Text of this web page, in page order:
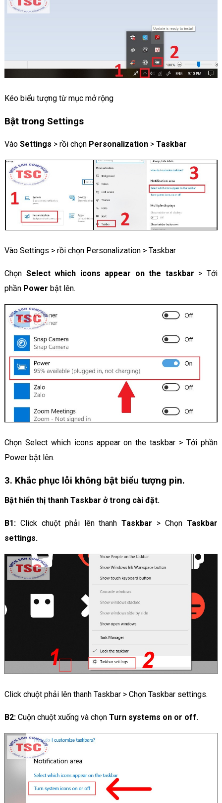
Kéo biểu tượng từ mục mở rộng
Bật trong Settings
Vào Settings > rồi chọn Personalization> Taskbar
Vào Settings > rồi chọn Personalization > Taskbar
Chọn Select which icons appear on the taskbar > Tới
phần Power bật lên.
Chọn Select which icons appear on the taskbar > Tới phần
Power bật lên.
3. Khắc phục lỗi không bật biểu tượng pin.
Bật hiển thị thanh Taskbar ở trong cài đặt.
B1:Click chuột phải lên thanhTaskbar > ChọnTaskbar
settings.
Click chuột phải lên thanh Taskbar > Chọn Taskbar settings.
B2:Cuộn chuột xuống và chọn Turn systems on or off.